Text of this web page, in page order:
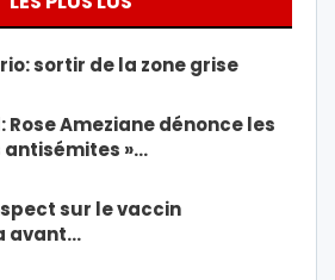
sortir de la zone grise
Rose Ameziane dénonce les
antisémites »…
sur le vaccin
avant…